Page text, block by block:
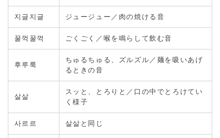
지글지글 ジュージュー／肉の焼ける音
꿀꺽꿀꺽 ごくごく／喉を鳴らして飲む音
후루룩
ちゅるちゅる、ズルズル／麺を吸いあげ
るときの音
살살
スッと、とろりと／口の中でとろけてい
く様子
사르르 살살と同じ